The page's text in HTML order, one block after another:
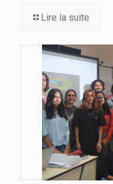
Lire la suite